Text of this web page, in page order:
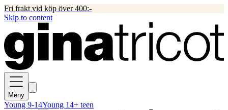
Fri frakt vid köp över 400:-
Skip to content
Meny
Young 9-14Young 14+ teen